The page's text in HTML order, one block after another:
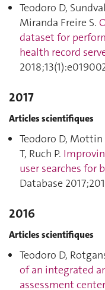
Teodoro D,
Miranda Freire S.
dataset for
health record
2017
Articles scientifiques
Teodoro D, Mottin
T, Ruch P.
user searches for
Database
2016
Articles scientifiques
Teodoro D,
of an integrated
assessment